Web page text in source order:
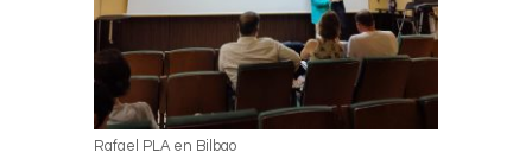
Rafael PLA en Bilbao